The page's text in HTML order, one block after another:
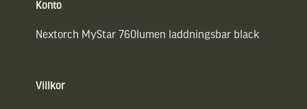
Konto
Nextorch MyStar 760lumen laddningsbar black
Villkor